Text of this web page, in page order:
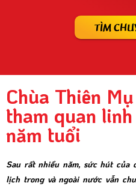
TÌM
Chùa Thiên
tham quan
năm tuổi
Sau rất nhiều năm, sức hút của
lịch trong và ngoài nước vẫn